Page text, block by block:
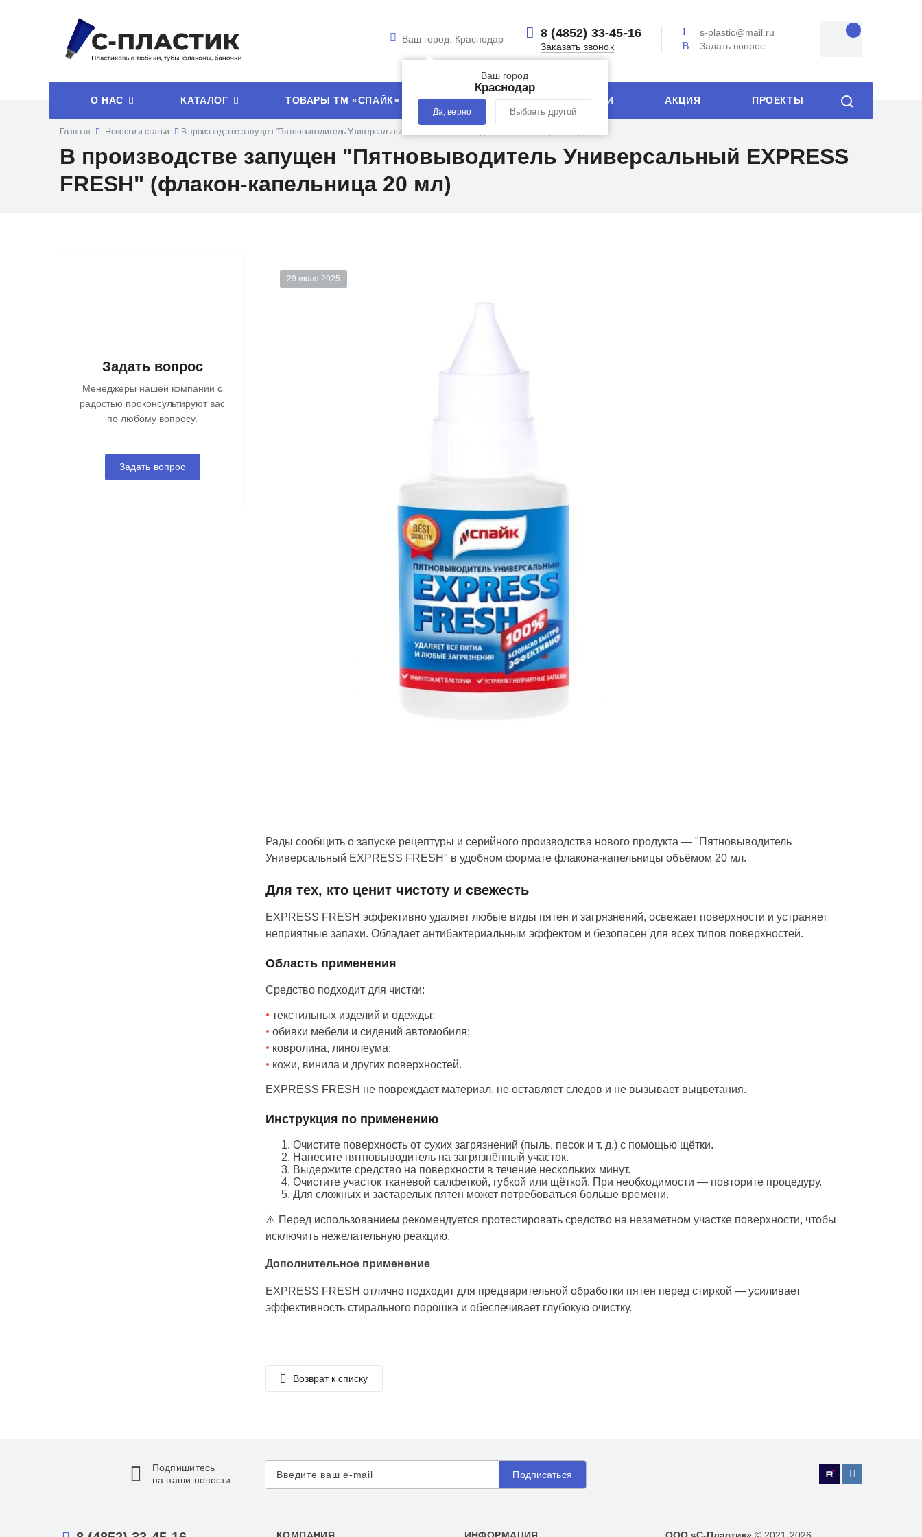
Ваш город: Краснодар
Ваш город
Краснодар
Да, верно Выбрать другой
8 (4852) 33-45-16
Заказать звонок
s-plastic@mail.ru
Задать вопрос
О НАС КАТАЛОГ ТОВАРЫ ТМ «СПАЙК» УСЛУГИ ТЕХНОЛОГИИ АКЦИЯ ПРОЕКТЫ
Главная Новости и статьи В производстве запущен "Пятновыводитель Универсальный EXPRESS FRESH" (флакон-капельница 20 мл)
В производстве запущен "Пятновыводитель Универсальный EXPRESS
FRESH" (флакон-капельница 20 мл)
Задать вопрос
Менеджеры нашей компании с
радостью проконсультируют вас
по любому вопросу.
Задать вопрос
29 июля 2025
Рады сообщить о запуске рецептуры и серийного производства нового продукта — "Пятновыводитель
Универсальный EXPRESS FRESH" в удобном формате флакона-капельницы объёмом 20 мл.
Для тех, кто ценит чистоту и свежесть
EXPRESS FRESH эффективно удаляет любые виды пятен и загрязнений, освежает поверхности и устраняет
неприятные запахи. Обладает антибактериальным эффектом и безопасен для всех типов поверхностей.
Область применения
Средство подходит для чистки:
текстильных изделий и одежды;
обивки мебели и сидений автомобиля;
ковролина, линолеума;
кожи, винила и других поверхностей.
EXPRESS FRESH не повреждает материал, не оставляет следов и не вызывает выцветания.
Инструкция по применению
Очистите поверхность от сухих загрязнений (пыль, песок и т. д.) с помощью щётки.
Нанесите пятновыводитель на загрязнённый участок.
Выдержите средство на поверхности в течение нескольких минут.
Очистите участок тканевой салфеткой, губкой или щёткой. При необходимости — повторите процедуру.
Для сложных и застарелых пятен может потребоваться больше времени.
⚠️ Перед использованием рекомендуется протестировать средство на незаметном участке поверхности, чтобы
исключить нежелательную реакцию.
Дополнительное применение
EXPRESS FRESH отлично подходит для предварительной обработки пятен перед стиркой — усиливает
эффективность стирального порошка и обеспечивает глубокую очистку.
Возврат к списку
Подпишитесь
на наши новости:
Подписаться